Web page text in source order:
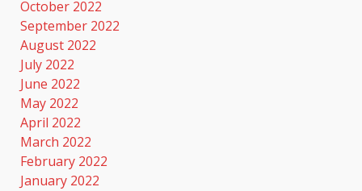
October 2022
September 2022
August 2022
July 2022
June 2022
May 2022
April 2022
March 2022
February 2022
January 2022